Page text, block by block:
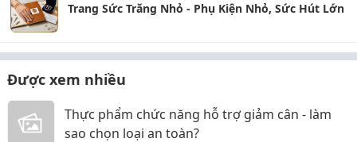
Trang Sức Trăng Nhỏ - Phụ Kiện Nhỏ, Sức Hút Lớn
Được xem nhiều
Thực phẩm chức năng hỗ trợ giảm cân - làm
sao chọn loại an toàn?